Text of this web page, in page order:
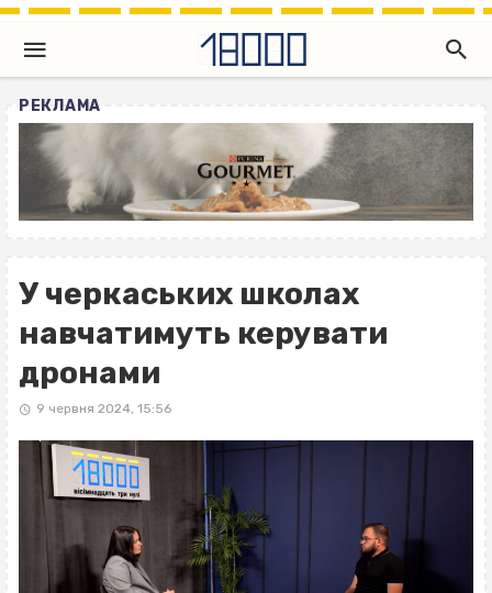
РЕКЛАМА
У черкаських школах
навчатимуть керувати
дронами
9 червня 2024, 15:56